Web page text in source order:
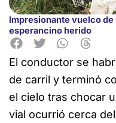
Impresionante vuelco de
esperancino herido
El conductor se
de carril y terminó
el cielo tras chocar
vial ocurrió cerca